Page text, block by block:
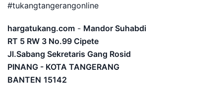
#tukangtangerangonline
hargatukang.com - Mandor Suhabdi
RT 5 RW 3 No.99 Cipete
Jl.Sabang Sekretaris Gang Rosid
PINANG - KOTA TANGERANG
BANTEN 15142